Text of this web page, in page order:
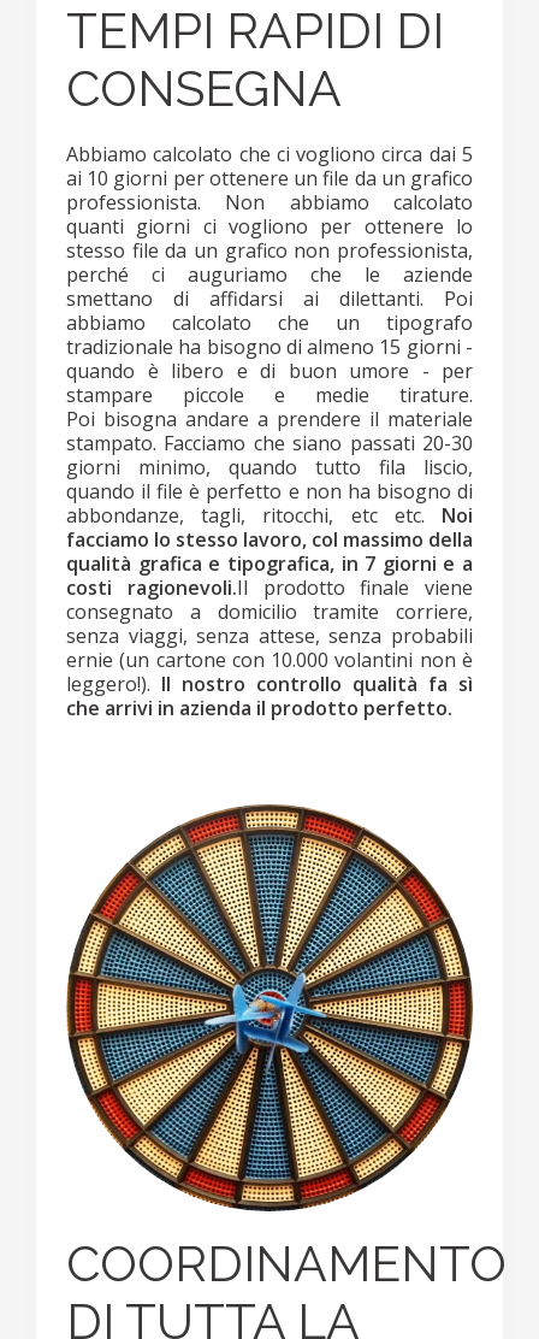
TEMPI RAPIDI DI
CONSEGNA
Abbiamo calcolato che ci vogliono circa dai 5
ai 10 giorni per ottenere un file da un grafico
professionista. Non abbiamo calcolato
quanti giorni ci vogliono per ottenere lo
stesso file da un grafico non professionista,
perché ci auguriamo che le aziende
smettano di affidarsi ai dilettanti. Poi
abbiamo calcolato che un tipografo
tradizionale ha bisogno di almeno 15 giorni -
quando è libero e di buon umore - per
stampare piccole e medie tirature.
Poi bisogna andare a prendere il materiale
stampato. Facciamo che siano passati 20-30
giorni minimo, quando tutto fila liscio,
quando il file è perfetto e non ha bisogno di
abbondanze, tagli, ritocchi, etc etc. Noi
facciamo lo stesso lavoro, col massimo della
qualità grafica e tipografica, in 7 giorni e a
costi ragionevoli.Il prodotto finale viene
consegnato a domicilio tramite corriere,
senza viaggi, senza attese, senza probabili
ernie (un cartone con 10.000 volantini non è
leggero!). Il nostro controllo qualità fa sì
che arrivi in azienda il prodotto perfetto.
COORDINAMENTO
DI TUTTA LA